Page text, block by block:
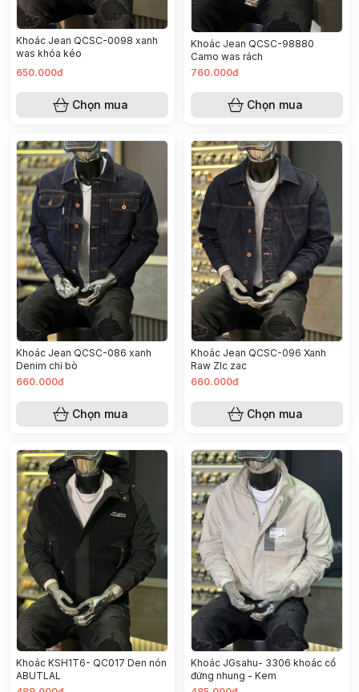
Khoác Jean QCSC-0098 xanh
was khóa kéo
650.000đ
Chọn mua
Khoác Jean QCSC-98880
Camo was rách
760.000đ
Chọn mua
Khoác Jean QCSC-086 xanh
Denim chỉ bò
660.000đ
Chọn mua
Khoác Jean QCSC-096 Xanh
Raw ZIc zac
660.000đ
Chọn mua
Khoác KSH1T6- QC017 Den nón
ABUTLAL
Khoác JGsahu- 3306 khoác cổ
đứng nhung - Kem